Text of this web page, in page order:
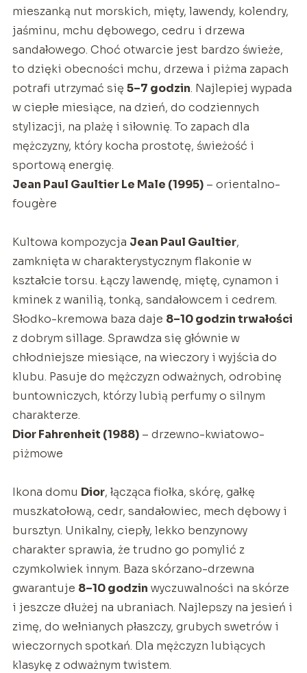
mieszanką nut morskich, mięty, lawendy, kolendry,
jaśminu, mchu dębowego, cedru i drzewa
sandałowego. Choć otwarcie jest bardzo świeże,
to dzięki obecności mchu, drzewa i piżma zapach
potrafi utrzymać się 5–7 godzin. Najlepiej wypada
w ciepłe miesiące, na dzień, do codziennych
stylizacji, na plażę i siłownię. To zapach dla
mężczyzny, który kocha prostotę, świeżość i
sportową energię.
Jean Paul Gaultier Le Male (1995)– orientalno-
fougère
Kultowa kompozycja Jean Paul Gaultier,
zamknięta w charakterystycznym flakonie w
kształcie torsu. Łączy lawendę, miętę, cynamon i
kminek z wanilią, tonką, sandałowcem i cedrem.
Słodko-kremowa baza daje 8–10 godzin trwałości
z dobrym sillage. Sprawdza się głównie w
chłodniejsze miesiące, na wieczory i wyjścia do
klubu. Pasuje do mężczyzn odważnych, odrobinę
buntowniczych, którzy lubią perfumy o silnym
charakterze.
Dior Fahrenheit (1988)– drzewno-kwiatowo-
piżmowe
Ikona domu Dior, łącząca fiołka, skórę, gałkę
muszkatołową, cedr, sandałowiec, mech dębowy i
bursztyn. Unikalny, ciepły, lekko benzynowy
charakter sprawia, że trudno go pomylić z
czymkolwiek innym. Baza skórzano-drzewna
gwarantuje 8–10 godzin wyczuwalności na skórze
i jeszcze dłużej na ubraniach. Najlepszy na jesień i
zimę, do wełnianych płaszczy, grubych swetrów i
wieczornych spotkań. Dla mężczyzn lubiących
klasykę z odważnym twistem.